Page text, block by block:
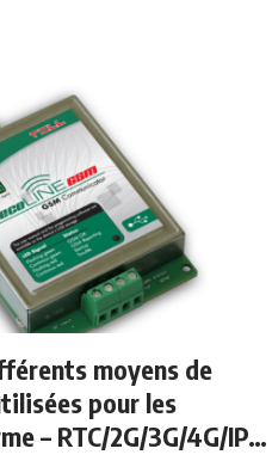
moyens de
pour les
– RTC/2G/3G/4G/IP…